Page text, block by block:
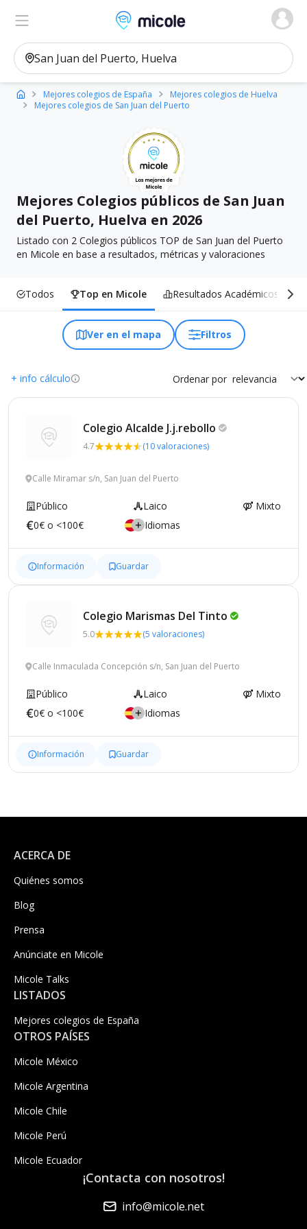
Micole, buscador de colegios
Ver en el mapa
Mejores colegios de España
Mejores colegios de Huelva
Mejores colegios de San Juan del Puerto
Mejores Colegios públicos de San Juan
del Puerto, Huelva en 2026
Listado con 2 Colegios públicos TOP de San Juan del Puerto
en Micole en base a resultados, métricas y valoraciones
Todos Top en Micole Resultados Académicos
Ver en el mapa Filtros
+ info cálculo Ordenar por
Colegio Alcalde J.j.rebollo
4.7 (10 valoraciones)
Calle Miramar s/n, San Juan del Puerto
Público Laico
Mixto
0€ o <100€
Idiomas
Información Guardar
Colegio Marismas Del Tinto
5.0 (5 valoraciones)
Calle Inmaculada Concepción s/n, San Juan del Puerto
Público Laico
Mixto
0€ o <100€
Idiomas
Información Guardar
ACERCA DE
Quiénes somos
Blog
Prensa
Anúnciate en Micole
Micole Talks
LISTADOS
Mejores colegios de España
OTROS PAÍSES
Micole México
Micole Argentina
Micole Chile
Micole Perú
Micole Ecuador
¡Contacta con nosotros!
info@micole.net